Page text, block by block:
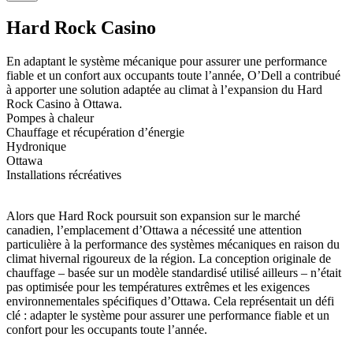
Hard Rock Casino
En adaptant le système mécanique pour assurer une performance
fiable et un confort aux occupants toute l’année, O’Dell a contribué
à apporter une solution adaptée au climat à l’expansion du Hard
Rock Casino à Ottawa.
Pompes à chaleur
Chauffage et récupération d’énergie
Hydronique
Ottawa
Installations récréatives
Alors que Hard Rock poursuit son expansion sur le marché
canadien, l’emplacement d’Ottawa a nécessité une attention
particulière à la performance des systèmes mécaniques en raison du
climat hivernal rigoureux de la région. La conception originale de
chauffage – basée sur un modèle standardisé utilisé ailleurs – n’était
pas optimisée pour les températures extrêmes et les exigences
environnementales spécifiques d’Ottawa. Cela représentait un défi
clé : adapter le système pour assurer une performance fiable et un
confort pour les occupants toute l’année.